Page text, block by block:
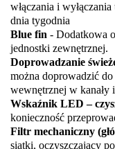
włączania i
dnia tygodnia
Blue fin - Dodatkowa
jednostki zewnętrznej.
Doprowadzanie
można doprowadzić
wewnętrznej w kanały
Wskaźnik LED –
konieczność
Filtr mechaniczny
siatki, oczyszczający